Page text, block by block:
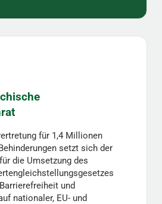
für 1,4 Millionen
setzt sich der
die Umsetzung des
und
nationaler, EU- und